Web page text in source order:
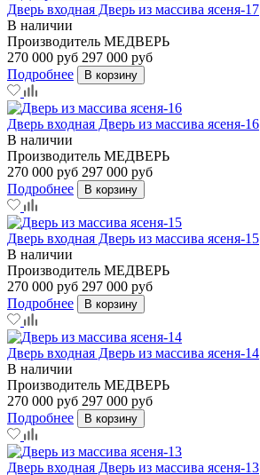
Дверь входная Дверь из массива ясеня-17
В наличии
Производитель МЕДВЕРЬ
270 000 руб 297 000 руб
Подробнее
В корзину
Дверь входная Дверь из массива ясеня-16
В наличии
Производитель МЕДВЕРЬ
270 000 руб 297 000 руб
Подробнее
В корзину
Дверь входная Дверь из массива ясеня-15
В наличии
Производитель МЕДВЕРЬ
270 000 руб 297 000 руб
Подробнее
В корзину
Дверь входная Дверь из массива ясеня-14
В наличии
Производитель МЕДВЕРЬ
270 000 руб 297 000 руб
Подробнее
В корзину
Дверь входная Дверь из массива ясеня-13